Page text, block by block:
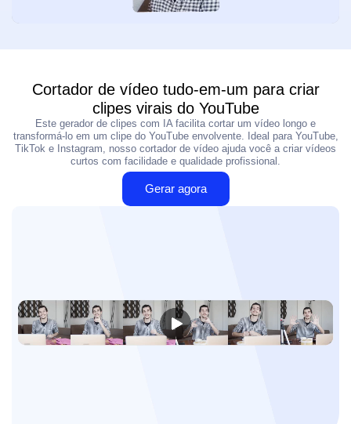
Cortador de vídeo tudo-em-um para criar
clipes virais do YouTube
Este gerador de clipes com IA facilita cortar um vídeo longo e
transformá-lo em um clipe do YouTube envolvente. Ideal para YouTube,
TikTok e Instagram, nosso cortador de vídeo ajuda você a criar vídeos
curtos com facilidade e qualidade profissional.
Gerar agora